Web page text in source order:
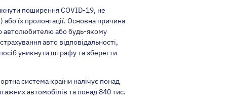
поширення COVID-19, не
їх пролонгації. Основна причина
автолюбителю або будь-якому
авто відповідальності,
уникнути штрафу та зберегти
система країни налічує понад
автомобілів та понад 840 тис.